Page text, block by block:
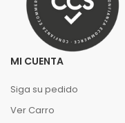
MI CUENTA
Siga su pedido
Ver Carro